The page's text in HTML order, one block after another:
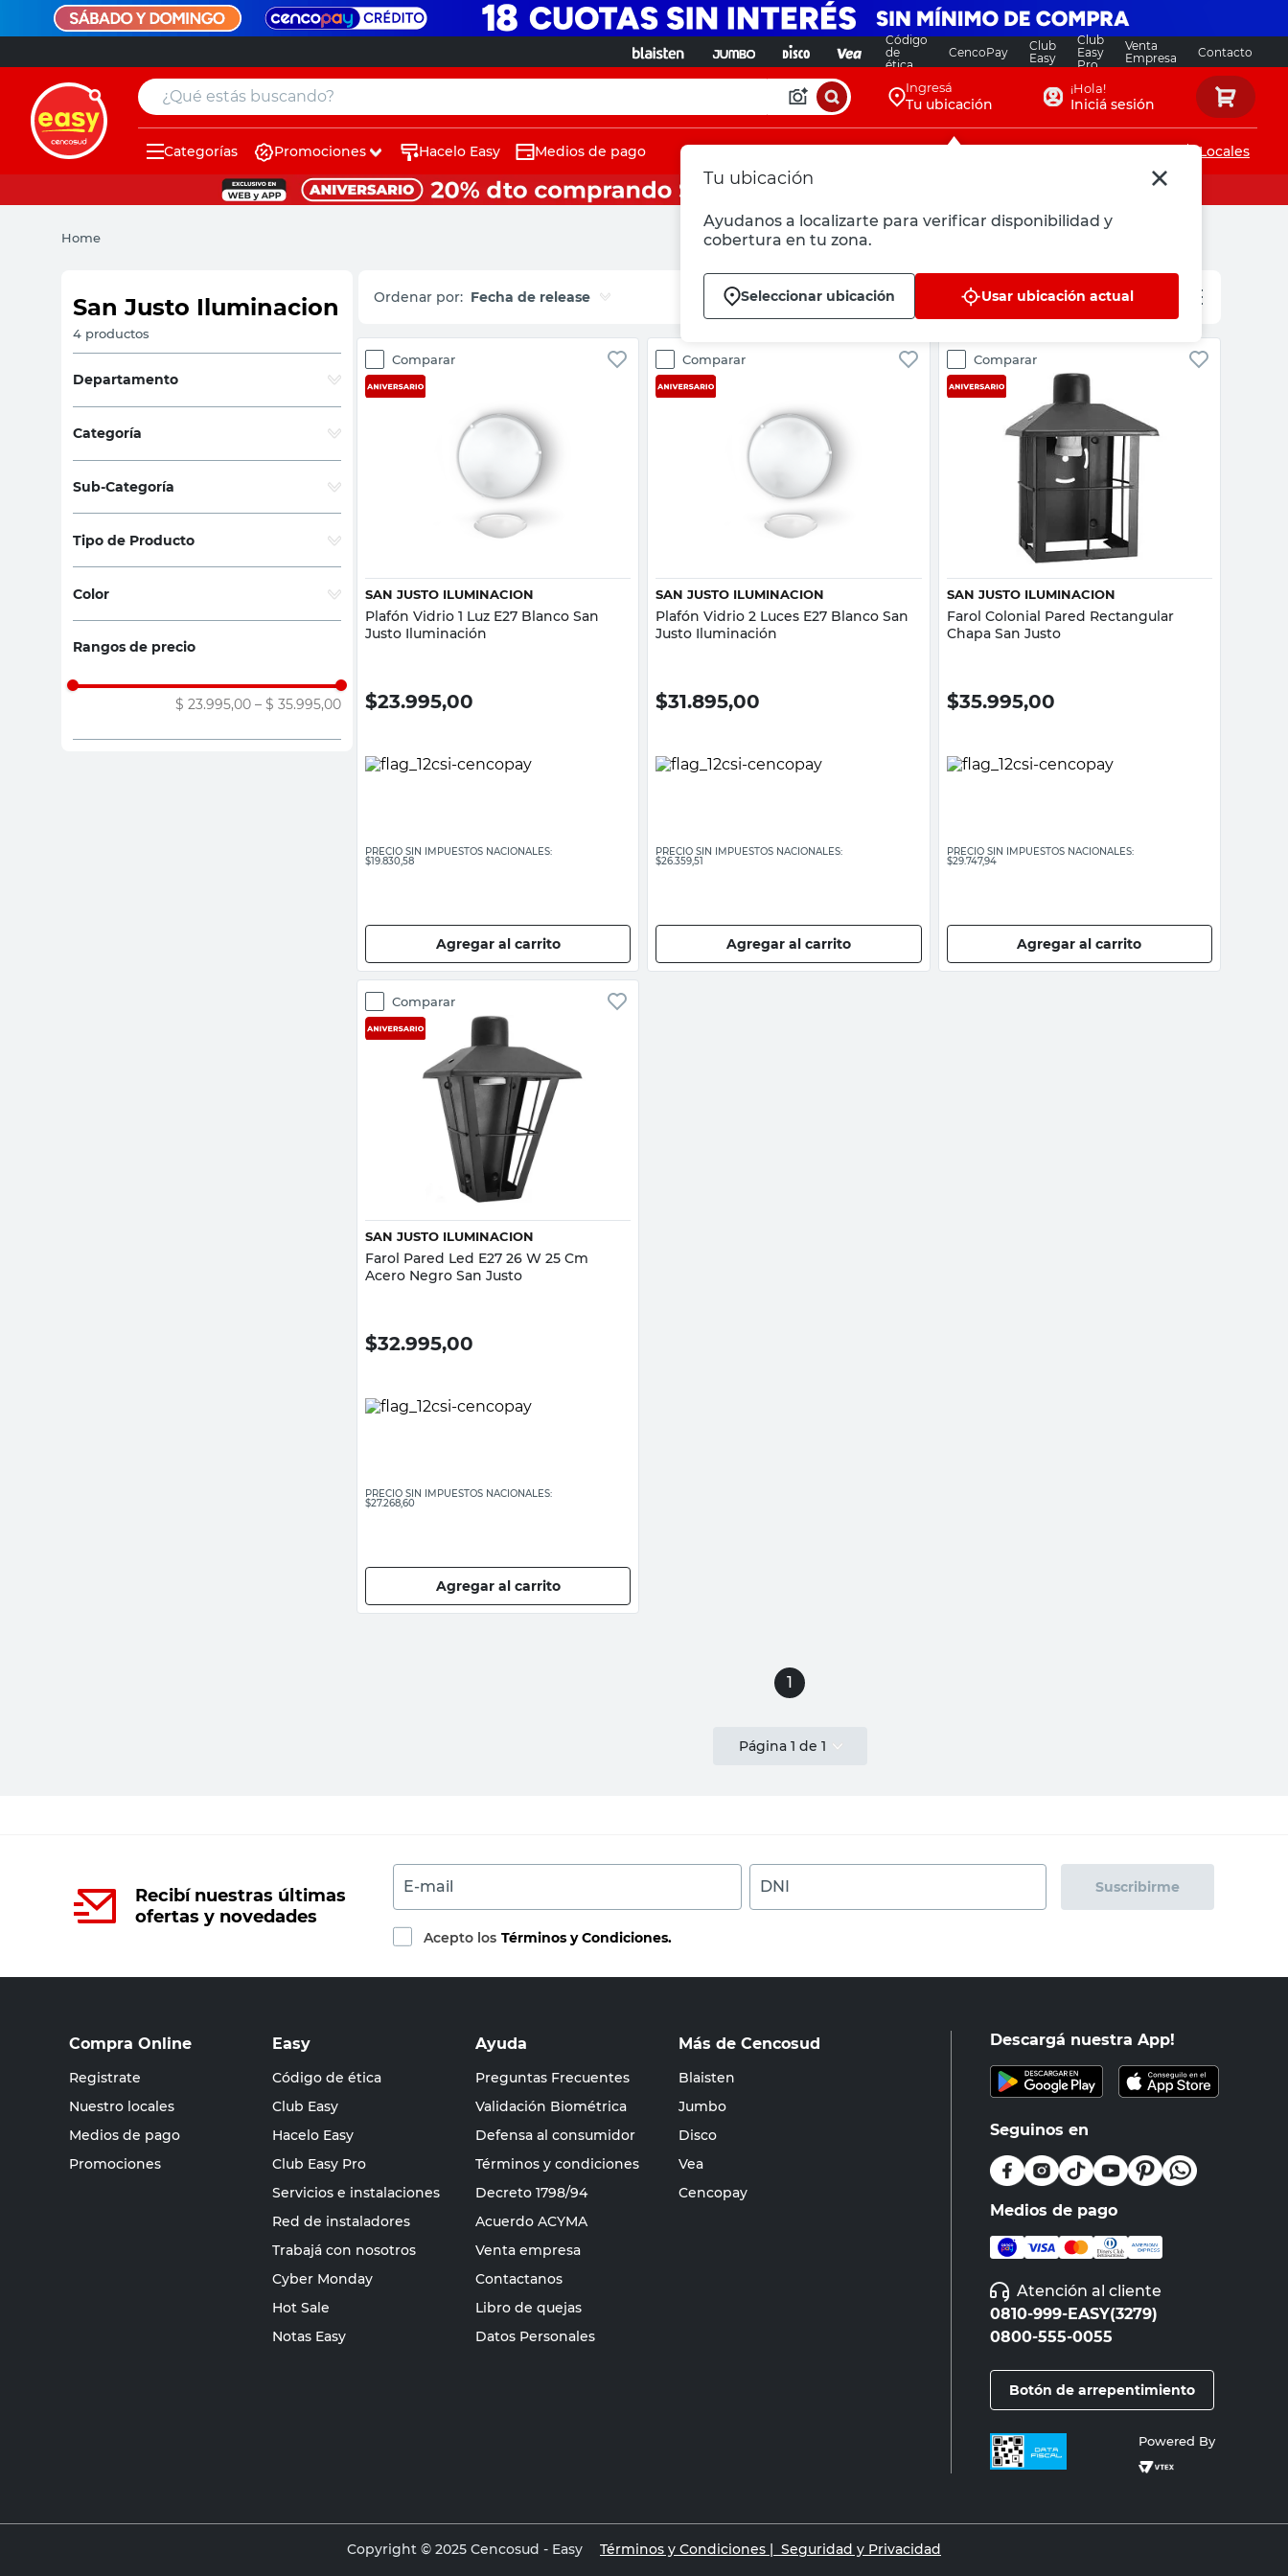
Código
de
ética
CencoPay
Club
Easy
Club
Easy
Pro
Venta
Empresa
Contacto
¿Qué estás buscando? Ingresá
Tu ubicación
Tu ubicación
Ayudanos a localizarte para verificar disponibilidad y
cobertura en tu zona.
Seleccionar ubicación Usar ubicación actual
¡Hola!
Iniciá sesión
Categorías Promociones Hacelo Easy Medios de pago Locales
Home
San Justo Iluminacion
4 productos
Departamento
Categoría
Iluminación Exterior
Sub-Categoría
Tipo de Producto
Color
Blanco
2
Rangos de precio
$ 23.995,00 – $ 35.995,00
Fecha de release
Comparar
Vista rápida
SAN JUSTO ILUMINACION
Plafón Vidrio 1 Luz E27 Blanco San
Justo Iluminación
$23.995,00
PRECIO SIN IMPUESTOS NACIONALES:
$19.830,58
Agregar al carrito
Comparar
Vista rápida
SAN JUSTO ILUMINACION
Plafón Vidrio 2 Luces E27 Blanco San
Justo Iluminación
$31.895,00
PRECIO SIN IMPUESTOS NACIONALES:
$26.359,51
Agregar al carrito
Comparar
Vista rápida
SAN JUSTO ILUMINACION
Farol Colonial Pared Rectangular
Chapa San Justo
$35.995,00
PRECIO SIN IMPUESTOS NACIONALES:
$29.747,94
Agregar al carrito
Comparar
Vista rápida
SAN JUSTO ILUMINACION
Farol Pared Led E27 26 W 25 Cm
Acero Negro San Justo
$32.995,00
PRECIO SIN IMPUESTOS NACIONALES:
$27.268,60
Agregar al carrito
1
Página 1 de 1
Recibí nuestras últimas
ofertas y novedades
E-mail DNI Suscribirme
Acepto los Términos y Condiciones.
Compra Online
Registrate
Nuestro locales
Medios de pago
Promociones
Easy
Código de ética
Club Easy
Hacelo Easy
Club Easy Pro
Servicios e instalaciones
Red de instaladores
Trabajá con nosotros
Cyber Monday
Hot Sale
Notas Easy
Ayuda
Preguntas Frecuentes
Validación Biométrica
Defensa al consumidor
Términos y condiciones
Decreto 1798/94
Acuerdo ACYMA
Venta empresa
Contactanos
Libro de quejas
Datos Personales
Más de Cencosud
Blaisten
Jumbo
Disco
Vea
Cencopay
Descargá nuestra App!
Seguinos en
Medios de pago
Atención al cliente
0810-999-EASY(3279)
0800-555-0055
Botón de arrepentimiento
Powered By
Copyright © 2025 Cencosud - Easy Términos y Condiciones | Seguridad y Privacidad
muebles
sillas